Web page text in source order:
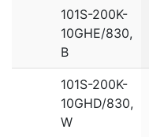
101S-200K-
10GHE/830,
B
101S-200K-
10GHD/830,
W